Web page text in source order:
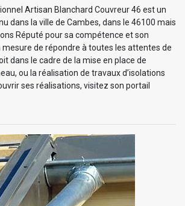
Artisan Blanchard Couvreur 46 est un
dans la ville de Cambes, dans le 46100 mais
Réputé pour sa compétence et son
de répondre à toutes les attentes de
dans le cadre de la mise en place de
ou la réalisation de travaux d’isolations
ses réalisations, visitez son portail